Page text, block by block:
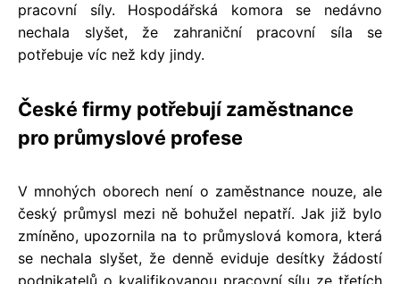
pracovní síly. Hospodářská komora se nedávno
nechala slyšet, že zahraniční pracovní síla se
potřebuje víc než kdy jindy.
České firmy potřebují zaměstnance
pro průmyslové profese
V mnohých oborech není o zaměstnance nouze, ale
český průmysl mezi ně bohužel nepatří. Jak již bylo
zmíněno, upozornila na to průmyslová komora, která
se nechala slyšet, že denně eviduje desítky žádostí